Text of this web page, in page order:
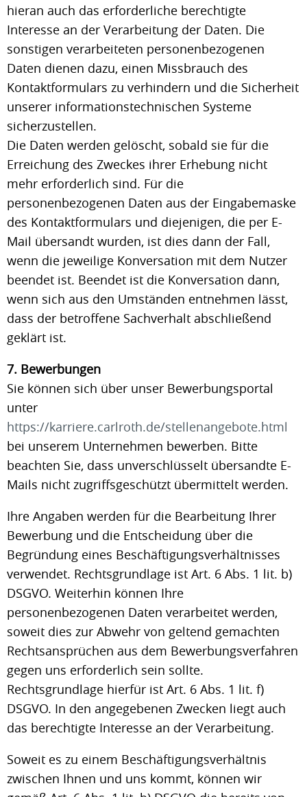
hieran auch das erforderliche berechtigte
Interesse an der Verarbeitung der Daten. Die
sonstigen verarbeiteten personenbezogenen
Daten dienen dazu, einen Missbrauch des
Kontaktformulars zu verhindern und die Sicherheit
unserer informationstechnischen Systeme
sicherzustellen.
Die Daten werden gelöscht, sobald sie für die
Erreichung des Zweckes ihrer Erhebung nicht
mehr erforderlich sind. Für die
personenbezogenen Daten aus der Eingabemaske
des Kontaktformulars und diejenigen, die per E-
Mail übersandt wurden, ist dies dann der Fall,
wenn die jeweilige Konversation mit dem Nutzer
beendet ist. Beendet ist die Konversation dann,
wenn sich aus den Umständen entnehmen lässt,
dass der betroffene Sachverhalt abschließend
geklärt ist.
7. Bewerbungen
Sie können sich über unser Bewerbungsportal
unter
https://karriere.carlroth.de/stellenangebote.html
bei unserem Unternehmen bewerben. Bitte
beachten Sie, dass unverschlüsselt übersandte E-
Mails nicht zugriffsgeschützt übermittelt werden.
Ihre Angaben werden für die Bearbeitung Ihrer
Bewerbung und die Entscheidung über die
Begründung eines Beschäftigungsverhältnisses
verwendet. Rechtsgrundlage ist Art. 6 Abs. 1 lit. b)
DSGVO. Weiterhin können Ihre
personenbezogenen Daten verarbeitet werden,
soweit dies zur Abwehr von geltend gemachten
Rechtsansprüchen aus dem Bewerbungsverfahren
gegen uns erforderlich sein sollte.
Rechtsgrundlage hierfür ist Art. 6 Abs. 1 lit. f)
DSGVO. In den angegebenen Zwecken liegt auch
das berechtigte Interesse an der Verarbeitung.
Soweit es zu einem Beschäftigungsverhältnis
zwischen Ihnen und uns kommt, können wir